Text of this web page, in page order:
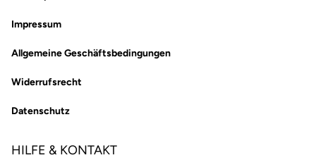
Impressum
Allgemeine Geschäftsbedingungen
Widerrufsrecht
Datenschutz
HILFE & KONTAKT